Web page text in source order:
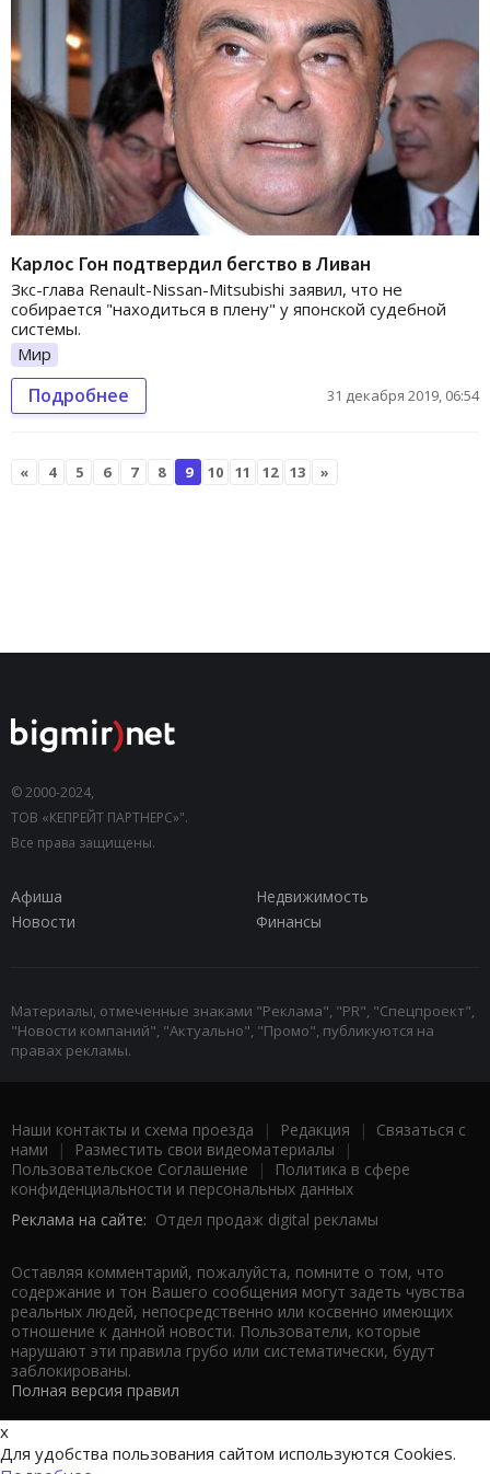
Карлос Гон подтвердил бегство в Ливан
Зкс-глава Renault-Nissan-Mitsubishi заявил, что не
собирается "находиться в плену" у японской судебной
системы.
Мир
Подробнее 31 декабря 2019, 06:54
« 4 5 6 7 8 9 10 11 12 13 »
© 2000-2024,
ТОВ «КЕПРЕЙТ ПАРТНЕРС»".
Все права защищены.
Афиша
Недвижимость
Новости
Финансы
Материалы, отмеченные знаками "Реклама", "PR", "Спецпроект",
"Новости компаний", "Актуально", "Промо", публикуются на
правах рекламы.
Наши контакты и схема проезда | Редакция | Связаться с
нами | Разместить свои видеоматериалы |
Пользовательское Соглашение |
Политика в сфере
конфиденциальности и персональных данных
Реклама на сайте: Отдел продаж digital рекламы
Оставляя комментарий, пожалуйста, помните о том, что
содержание и тон Вашего сообщения могут задеть чувства
реальных людей, непосредственно или косвенно имеющих
отношение к данной новости. Пользователи, которые
нарушают эти правила грубо или систематически, будут
заблокированы.
Полная версия правил
x
Для удобства пользования сайтом используются Cookies.